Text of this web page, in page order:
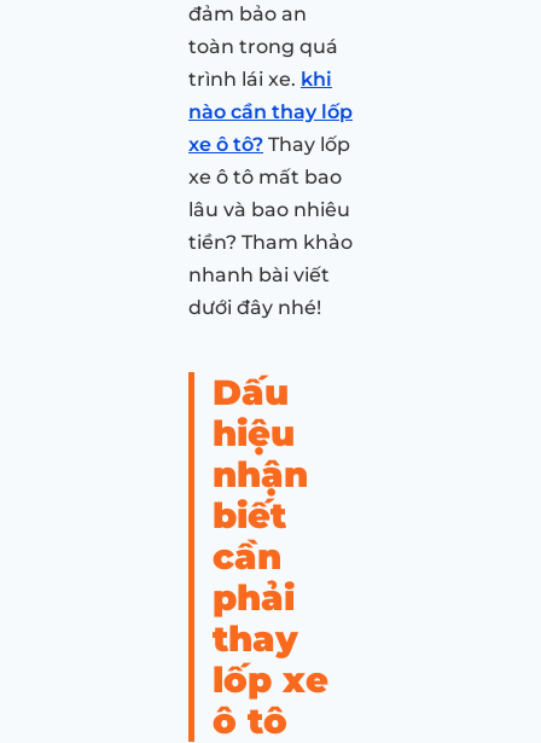
đảm bảo an
toàn trong quá
trình lái xe. khi
nào cần thay lốp
xe ô tô? Thay lốp
xe ô tô mất bao
lâu và bao nhiêu
tiền? Tham khảo
nhanh bài viết
dưới đây nhé!
Dấu
hiệu
nhận
biết
cần
phải
thay
lốp xe
ô tô